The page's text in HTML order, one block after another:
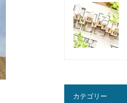
カテゴリー